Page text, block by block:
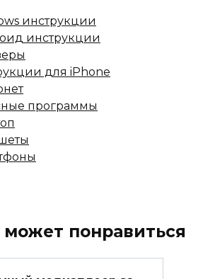
инструкции
инструкции
для iPhone
программы
понравиться